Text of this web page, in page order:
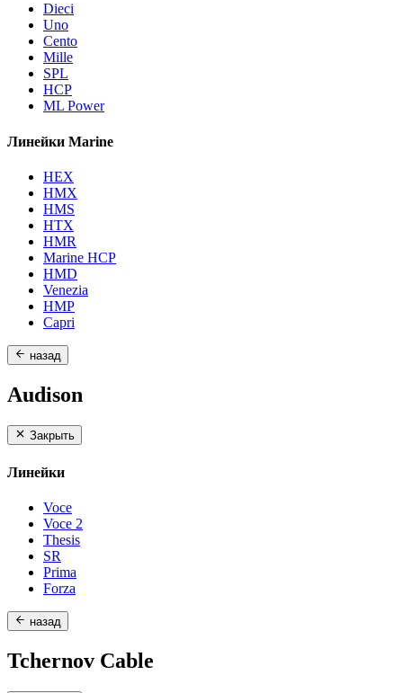
Dieci
Uno
Cento
Mille
SPL
HCP
ML Power
Линейки Marine
HEX
HMX
HMS
HTX
HMR
Marine HCP
HMD
Venezia
HMP
Capri
назад
Audison
Закрыть
Линейки
Voce
Voce 2
Thesis
SR
Prima
Forza
назад
Tchernov Cable